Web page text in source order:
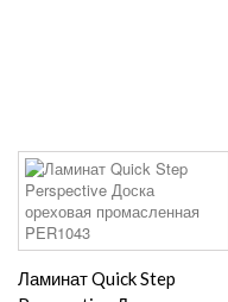
Ламинат Quick Step